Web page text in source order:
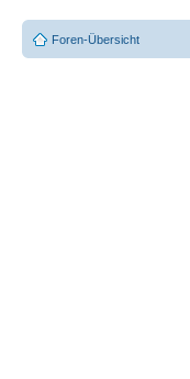
Foren-Übersicht